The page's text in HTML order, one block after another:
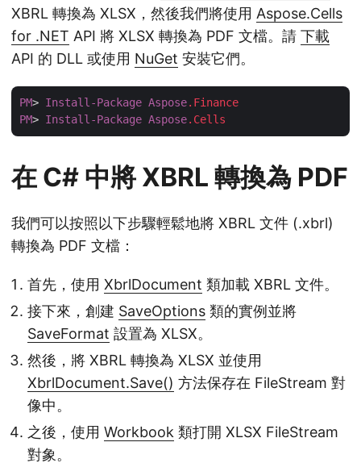
XBRL 轉換為 XLSX，然後我們將使用 Aspose.Cells
for .NET API 將 XLSX 轉換為 PDF 文檔。請 下載
API 的 DLL 或使用 NuGet 安裝它們。
PM> Install-Package Aspose.Finance
PM> Install-Package Aspose.Cells
在 C# 中將 XBRL 轉換為 PDF
我們可以按照以下步驟輕鬆地將 XBRL 文件 (.xbrl)
轉換為 PDF 文檔：
首先，使用 XbrlDocument 類加載 XBRL 文件。
接下來，創建 SaveOptions 類的實例並將
SaveFormat 設置為 XLSX。
然後，將 XBRL 轉換為 XLSX 並使用
XbrlDocument.Save() 方法保存在 FileStream 對
像中。
之後，使用 Workbook 類打開 XLSX FileStream
對象。